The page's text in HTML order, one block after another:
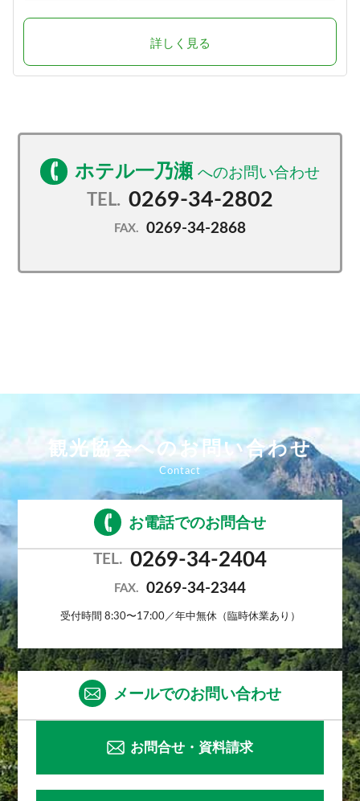
詳しく見る
ホテル一乃瀬
TEL. 0269-34-2802
FAX. 0269-34-2868
観光協会へのお問い合わせ
お電話でのお問合せ
TEL. 0269-34-2404
FAX. 0269-34-2344
受付時間 8:30〜17:00／年中無休（臨時休業あり）
メールでのお問い合わせ
お問合せ・資料請求